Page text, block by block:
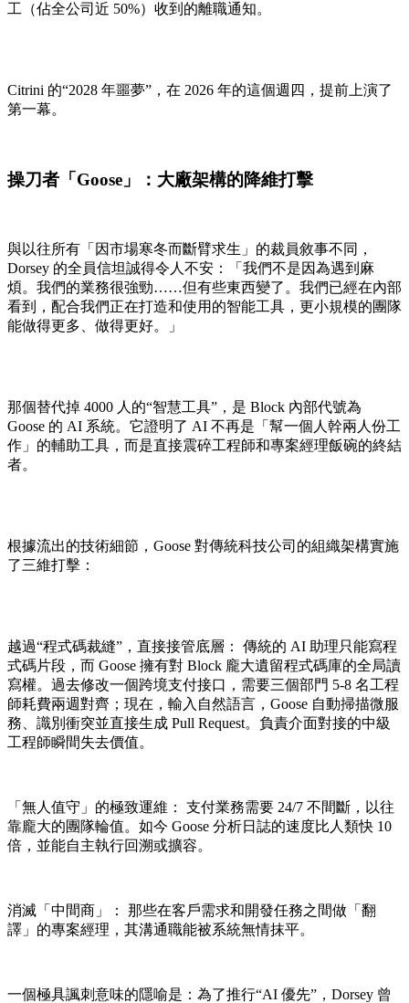
工（佔全公司近 50%）收到的離職通知。
Citrini 的“2028 年噩夢”，在 2026 年的這個週四，提前上演了
第一幕。
操刀者「Goose」：大廠架構的降維打擊
與以往所有「因市場寒冬而斷臂求生」的裁員敘事不同，
Dorsey 的全員信坦誠得令人不安：「我們不是因為遇到麻
煩。我們的業務很強勁……但有些東西變了。我們已經在內部
看到，配合我們正在打造和使用的智能工具，更小規模的團隊
能做得更多、做得更好。」
那個替代掉 4000 人的“智慧工具”，是 Block 內部代號為
Goose 的 AI 系統。它證明了 AI 不再是「幫一個人幹兩人份工
作」的輔助工具，而是直接震碎工程師和專案經理飯碗的終結
者。
根據流出的技術細節，Goose 對傳統科技公司的組織架構實施
了三維打擊：
越過“程式碼裁縫”，直接接管底層： 傳統的 AI 助理只能寫程
式碼片段，而 Goose 擁有對 Block 龐大遺留程式碼庫的全局讀
寫權。過去修改一個跨境支付接口，需要三個部門 5-8 名工程
師耗費兩週對齊；現在，輸入自然語言，Goose 自動掃描微服
務、識別衝突並直接生成 Pull Request。負責介面對接的中級
工程師瞬間失去價值。
「無人值守」的極致運維： 支付業務需要 24/7 不間斷，以往
靠龐大的團隊輪值。如今 Goose 分析日誌的速度比人類快 10
倍，並能自主執行回溯或擴容。
消滅「中間商」： 那些在客戶需求和開發任務之間做「翻
譯」的專案經理，其溝通職能被系統無情抹平。
一個極具諷刺意味的隱喻是：為了推行“AI 優先”，Dorsey 曾